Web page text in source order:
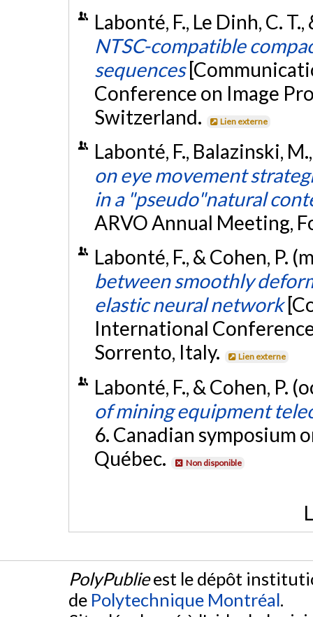
Labonté, F., Le Dinh, C.
NTSC-compatible
sequences
Conference on Image
Switzerland.
Lien externe
Labonté, F., Balazinski,
on eye movement
in a "pseudo"natural
ARVO Annual Meeting,
Labonté, F., & Cohen, P.
between smoothly
elastic neural network
International
Sorrento, Italy.
Lien externe
Labonté, F., & Cohen, P.
of mining equipment
6. Canadian symposium
Québec.
Non disponible
PolyPublieest le dépôt
de Polytechnique Montréal.